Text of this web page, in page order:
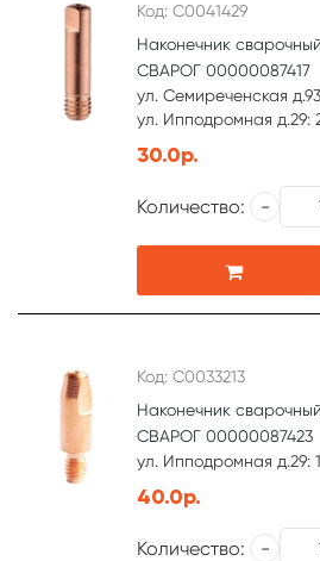
Код: С0041429
Наконечник
СВАРОГ 00000087417
ул. Семиреченская
ул. Ипподромная д.29:
30.0р.
Количество:
Код: С0033213
Наконечник
СВАРОГ 00000087423
ул. Ипподромная д.29:
40.0р.
Количество: